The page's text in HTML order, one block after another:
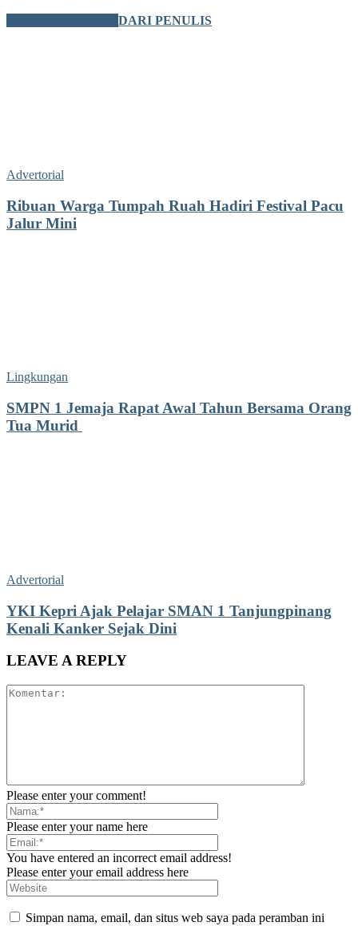
DARI PENULIS
Advertorial
Ribuan Warga Tumpah Ruah Hadiri Festival Pacu
Jalur Mini
Lingkungan
SMPN 1 Jemaja Rapat Awal Tahun Bersama Orang
Tua Murid ‎
Advertorial
YKI Kepri Ajak Pelajar SMAN 1 Tanjungpinang
Kenali Kanker Sejak Dini
LEAVE A REPLY
Please enter your comment!
Please enter your name here
You have entered an incorrect email address!
Please enter your email address here
Simpan nama, email, dan situs web saya pada peramban ini